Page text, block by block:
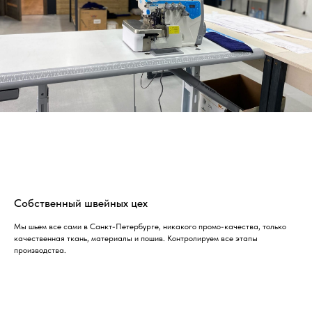
Собственный швейных цех
Мы шьем все сами в Санкт-Петербурге, никакого промо-качества, только
качественная ткань, материалы и пошив. Контролируем все этапы
производства.